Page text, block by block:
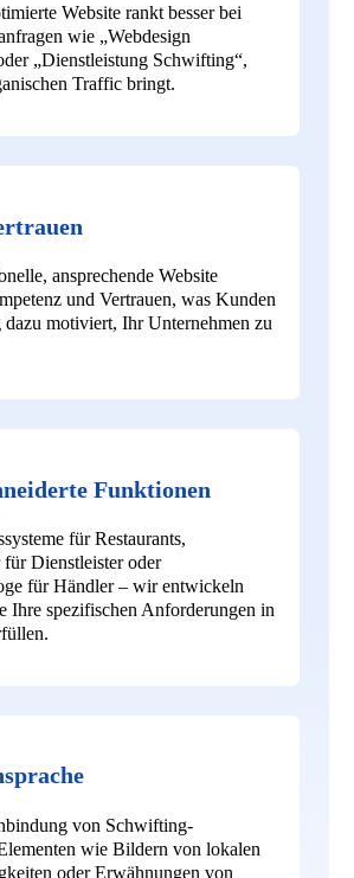
Website rankt besser bei
wie „Webdesign
„Dienstleistung Schwifting“,
Traffic bringt.
ansprechende Website
und Vertrauen, was Kunden
motiviert, Ihr Unternehmen zu
Funktionen
für Restaurants,
Dienstleister oder
für Händler – wir entwickeln
Ihre spezifischen Anforderungen in
von Schwifting-
wie Bildern von lokalen
oder Erwähnungen von